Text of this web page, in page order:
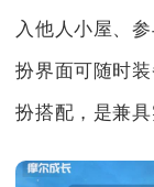
入他人小屋、
扮界面可随时
扮搭配，是兼具